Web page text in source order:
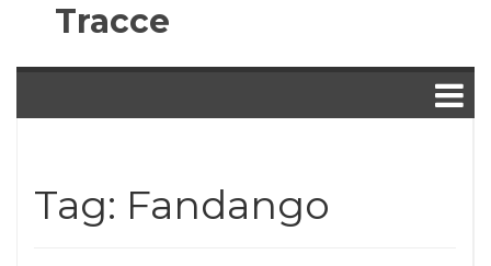
Tracce
Tag: Fandango